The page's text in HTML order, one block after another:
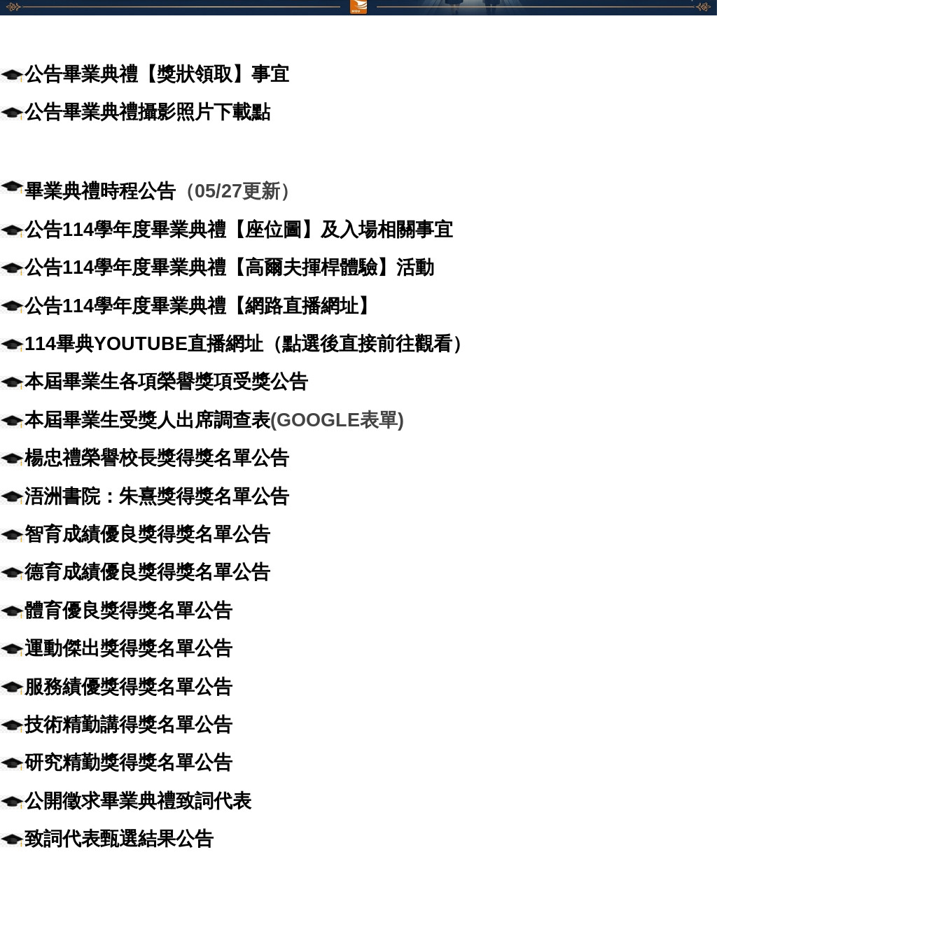
公告畢業典禮【獎狀領取】事宜
公告畢業典禮攝影照片下載點
畢業典禮時程公告 （05/27更新）
公告114學年度畢業典禮【座位圖】及入場相關事宜
公告114學年度畢業典禮【高爾夫揮桿體驗】活動
公告114學年度畢業典禮【網路直播網址】
114畢典YOUTUBE直播網址（點選後直接前往觀看）
本屆畢業生各項榮譽獎項受獎公告
本屆畢業生受獎人出席調查表(GOOGLE表單)
楊忠禮榮譽校長獎得獎名單公告
浯洲書院：朱熹獎得獎名單公告
智育成績優良獎得獎名單公告
德育成績優良獎得獎名單公告
體育優良獎得獎名單公告
運動傑出獎得獎名單公告
服務績優獎得獎名單公告
技術精勤講得獎名單公告
研究精勤獎得獎名單公告
公開徵求畢業典禮致詞代表
致詞代表甄選結果公告